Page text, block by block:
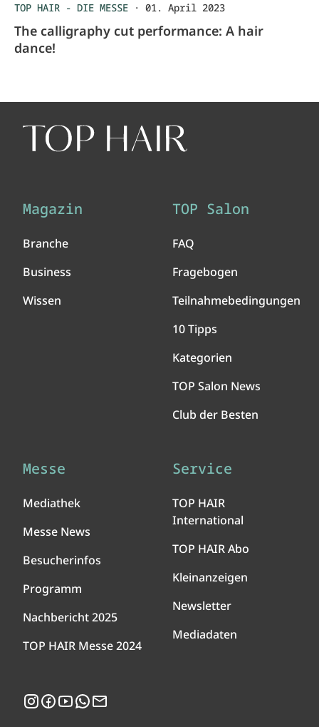
TOP HAIR - DIE MESSE · 01. April 2023
The calligraphy cut performance: A hair
dance!
Magazin
Branche
Business
Wissen
TOP Salon
FAQ
Fragebogen
Teilnahmebedingungen
10 Tipps
Kategorien
TOP Salon News
Club der Besten
Messe
Mediathek
Messe News
Besucherinfos
Programm
Nachbericht 2025
TOP HAIR Messe 2024
Service
TOP HAIR
International
TOP HAIR Abo
Kleinanzeigen
Newsletter
Mediadaten
Instagram
Facebook
YouTubeWhatsApp